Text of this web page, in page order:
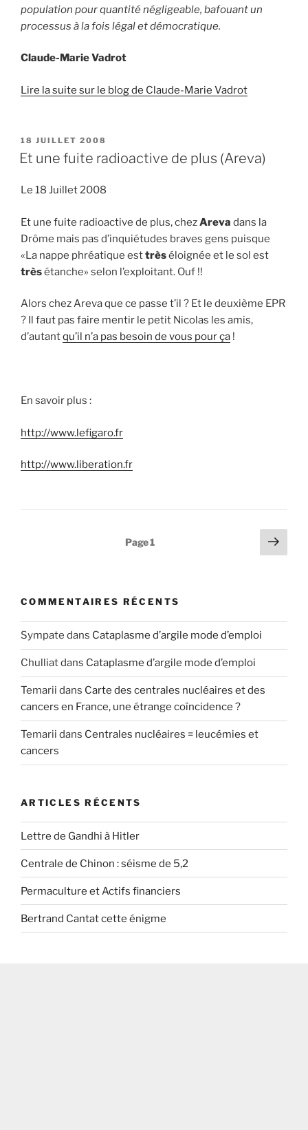
population pour quantité négligeable, bafouant un
processus à la fois légal et démocratique.
Claude-Marie Vadrot
Lire la suite sur le blog de Claude-Marie Vadrot
PUBLIÉ
LE
18 JUILLET 2008
Et une fuite radioactive de plus (Areva)
Le 18 Juillet 2008
Et une fuite radioactive de plus, chezAreva dans la
Drôme mais pas d’inquiétudes braves gens puisque
«La nappe phréatique esttrèséloignée et le sol est
trèsétanche» selon l’exploitant. Ouf !!
Alors chez Areva que ce passe t’il ? Et le deuxième EPR
? Il faut pas faire mentir le petit Nicolas les amis,
d’autantqu’il n’a pas besoin de vous pour ça !
En savoir plus :
http://www.lefigaro.fr
http://www.liberation.fr
Page1
Page
COMMENTAIRES RÉCENTS
Sympate dans Cataplasme d’argile mode d’emploi
Chulliatdans Cataplasme d’argile mode d’emploi
Temarii dans Carte des centrales nucléaires et des
cancers en France, une étrange coïncidence ?
Temarii dans Centrales nucléaires = leucémies et
cancers
ARTICLES RÉCENTS
Lettre de Gandhi à Hitler
Centrale de Chinon : séisme de 5,2
Permaculture et Actifs financiers
Bertrand Cantat cette énigme